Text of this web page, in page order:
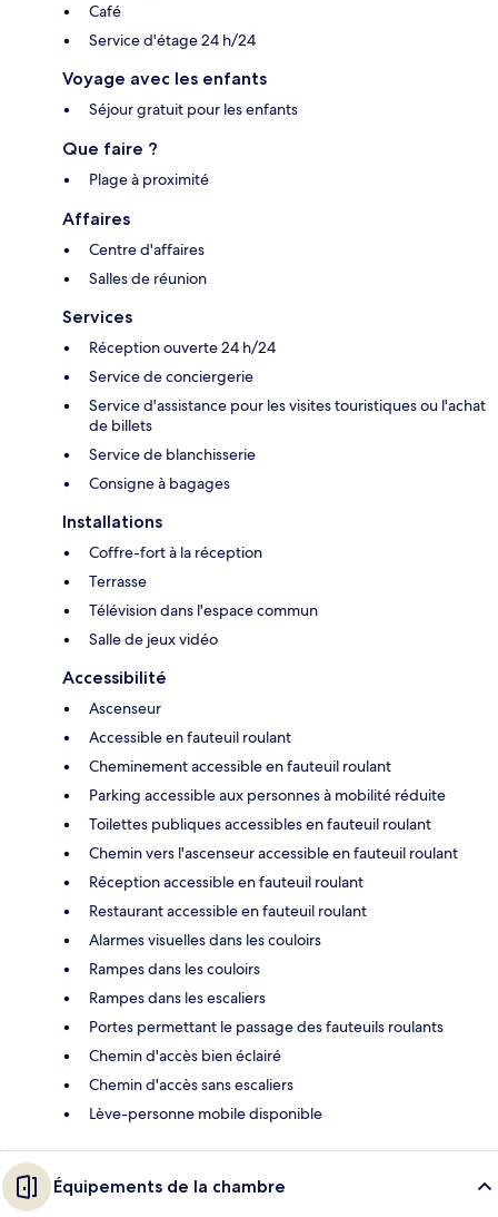
Café
Service d'étage 24 h/24
Voyage avec les enfants
Séjour gratuit pour les enfants
Que faire ?
Plage à proximité
Affaires
Centre d'affaires
Salles de réunion
Services
Réception ouverte 24 h/24
Service de conciergerie
Service d'assistance pour les visites touristiques ou l'achat
de billets
Service de blanchisserie
Consigne à bagages
Installations
Coffre-fort à la réception
Terrasse
Télévision dans l'espace commun
Salle de jeux vidéo
Accessibilité
Ascenseur
Accessible en fauteuil roulant
Cheminement accessible en fauteuil roulant
Parking accessible aux personnes à mobilité réduite
Toilettes publiques accessibles en fauteuil roulant
Chemin vers l'ascenseur accessible en fauteuil roulant
Réception accessible en fauteuil roulant
Restaurant accessible en fauteuil roulant
Alarmes visuelles dans les couloirs
Rampes dans les couloirs
Rampes dans les escaliers
Portes permettant le passage des fauteuils roulants
Chemin d'accès bien éclairé
Chemin d'accès sans escaliers
Lève-personne mobile disponible
Équipements de la chambre